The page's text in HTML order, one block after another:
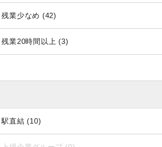
残業少なめ (42)
残業20時間以上 (3)
駅直結 (10)